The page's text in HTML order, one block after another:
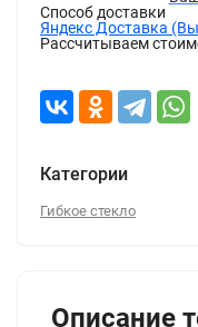
Способ доставки
Яндекс Доставка
Рассчитываем
Категории
Гибкое стекло
Описание